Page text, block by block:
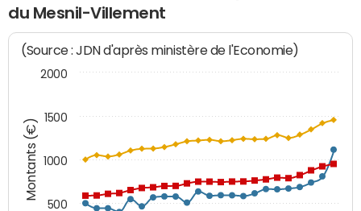
du Mesnil-Villement
Montants (€)
(Source : JDN d'après ministère de l'Economie)
500
1000
1500
2000